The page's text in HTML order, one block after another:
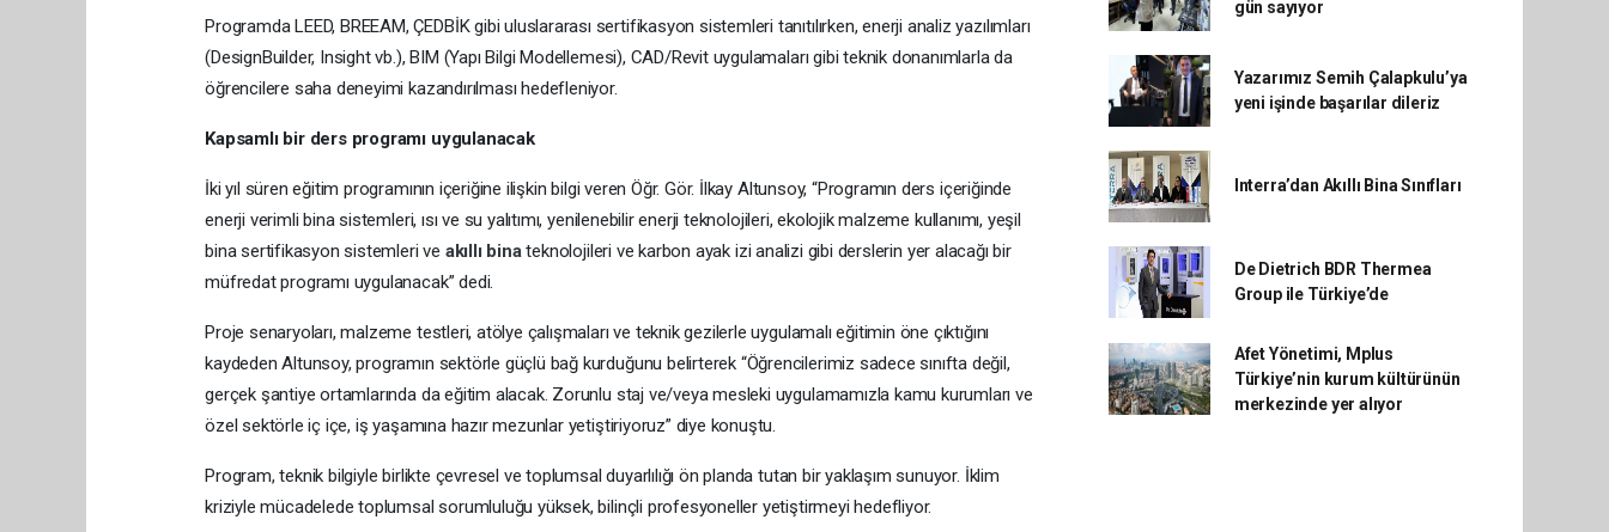
Programda LEED, BREEAM, ÇEDBİK gibi uluslararası sertifikasyon sistemleri tanıtılırken, enerji analiz yazılımları
(DesignBuilder, Insight vb.), BIM (Yapı Bilgi Modellemesi), CAD/Revit uygulamaları gibi teknik donanımlarla da
öğrencilere saha deneyimi kazandırılması hedefleniyor.
Kapsamlı bir ders programı uygulanacak
İki yıl süren eğitim programının içeriğine ilişkin bilgi veren Öğr. Gör. İlkay Altunsoy, “Programın ders içeriğinde
enerji verimli bina sistemleri, ısı ve su yalıtımı, yenilenebilir enerji teknolojileri, ekolojik malzeme kullanımı, yeşil
bina sertifikasyon sistemleri ve akıllı binateknolojileri ve karbon ayak izi analizi gibi derslerin yer alacağı bir
müfredat programı uygulanacak” dedi.
Proje senaryoları, malzeme testleri, atölye çalışmaları ve teknik gezilerle uygulamalı eğitimin öne çıktığını
kaydeden Altunsoy, programın sektörle güçlü bağ kurduğunu belirterek “Öğrencilerimiz sadece sınıfta değil,
gerçek şantiye ortamlarında da eğitim alacak. Zorunlu staj ve/veya mesleki uygulamamızla kamu kurumları ve
özel sektörle iç içe, iş yaşamına hazır mezunlar yetiştiriyoruz” diye konuştu.
Program, teknik bilgiyle birlikte çevresel ve toplumsal duyarlılığı ön planda tutan bir yaklaşım sunuyor. İklim
kriziyle mücadelede toplumsal sorumluluğu yüksek, bilinçli profesyoneller yetiştirmeyi hedefliyor.
gün sayıyor
Yazarımız Semih Çalapkulu’ya
yeni işinde başarılar dileriz
Interra’dan Akıllı Bina Sınıfları
De Dietrich BDR Thermea
Group ile Türkiye’de
Afet Yönetimi, Mplus
Türkiye’nin kurum kültürünün
merkezinde yer alıyor